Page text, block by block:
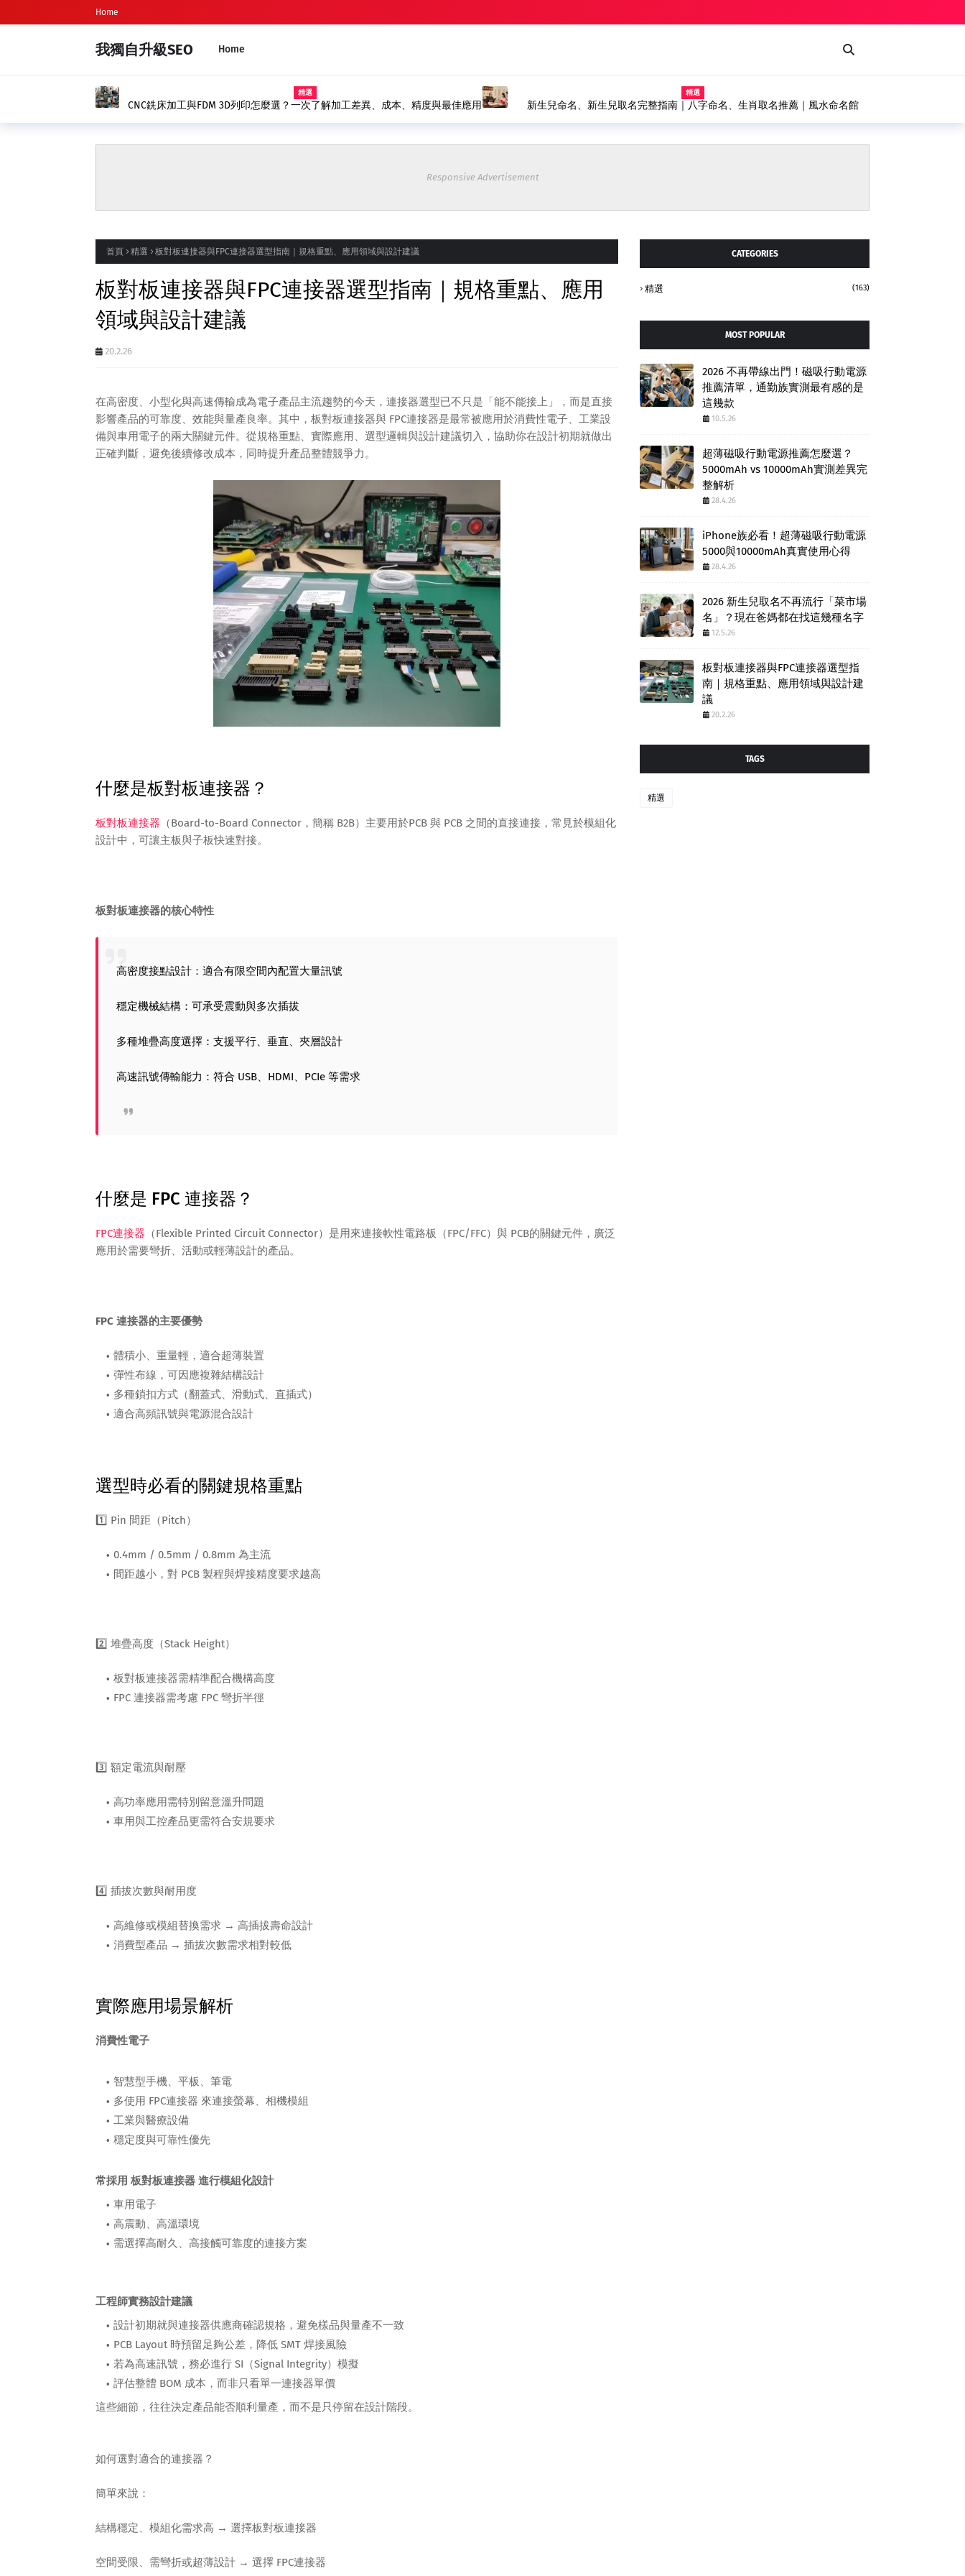
Home
我獨自升級SEO Home
精選
新生兒命名、新生兒取名完整指南｜八字命名、生肖取名推薦｜風水命名館
精選
塗裝設備如何選擇？水幕式噴漆台、輸送機設備完整解析，打造高效率自動化塗
Responsive Advertisement
首頁 精選 板對板連接器與FPC連接器選型指南｜規格重點、應用領域與設計建議
板對板連接器與FPC連接器選型指南｜規格重點、應用
領域與設計建議
20.2.26
在高密度、小型化與高速傳輸成為電子產品主流趨勢的今天，連接器選型已不只是「能不能接上」，而是直接
影響產品的可靠度、效能與量產良率。其中，板對板連接器與 FPC連接器是最常被應用於消費性電子、工業設
備與車用電子的兩大關鍵元件。從規格重點、實際應用、選型邏輯與設計建議切入，協助你在設計初期就做出
正確判斷，避免後續修改成本，同時提升產品整體競爭力。
什麼是板對板連接器？
板對板連接器 （Board-to-Board Connector，簡稱 B2B）主要用於PCB 與 PCB 之間的直接連接，常見於模組化
設計中，可讓主板與子板快速對接。
板對板連接器的核心特性
高密度接點設計：適合有限空間內配置大量訊號
穩定機械結構：可承受震動與多次插拔
多種堆疊高度選擇：支援平行、垂直、夾層設計
高速訊號傳輸能力：符合 USB、HDMI、PCIe 等需求
什麼是 FPC 連接器？
FPC連接器 （Flexible Printed Circuit Connector）是用來連接軟性電路板（FPC/FFC）與 PCB的關鍵元件，廣泛
應用於需要彎折、活動或輕薄設計的產品。
FPC 連接器的主要優勢
體積小、重量輕，適合超薄裝置
彈性布線，可因應複雜結構設計
多種鎖扣方式（翻蓋式、滑動式、直插式）
適合高頻訊號與電源混合設計
選型時必看的關鍵規格重點
1️⃣ Pin 間距（Pitch）
0.4mm / 0.5mm / 0.8mm 為主流
間距越小，對 PCB 製程與焊接精度要求越高
2️⃣ 堆疊高度（Stack Height）
板對板連接器需精準配合機構高度
FPC 連接器需考慮 FPC 彎折半徑
3️⃣ 額定電流與耐壓
高功率應用需特別留意溫升問題
車用與工控產品更需符合安規要求
4️⃣ 插拔次數與耐用度
高維修或模組替換需求 → 高插拔壽命設計
消費型產品 → 插拔次數需求相對較低
實際應用場景解析
消費性電子
智慧型手機、平板、筆電
多使用 FPC連接器 來連接螢幕、相機模組
工業與醫療設備
穩定度與可靠性優先
常採用 板對板連接器 進行模組化設計
車用電子
高震動、高溫環境
需選擇高耐久、高接觸可靠度的連接方案
工程師實務設計建議
設計初期就與連接器供應商確認規格，避免樣品與量產不一致
PCB Layout 時預留足夠公差，降低 SMT 焊接風險
若為高速訊號，務必進行 SI（Signal Integrity）模擬
評估整體 BOM 成本，而非只看單一連接器單價
這些細節，往往決定產品能否順利量產，而不是只停留在設計階段。
如何選對適合的連接器？
簡單來說：
結構穩定、模組化需求高 → 選擇板對板連接器
空間受限、需彎折或超薄設計 → 選擇 FPC連接器
CATEGORIES
精選 (163)
MOST POPULAR
2026 不再帶線出門！磁吸行動電源
推薦清單，通勤族實測最有感的是
這幾款
10.5.26
超薄磁吸行動電源推薦怎麼選？
5000mAh vs 10000mAh實測差異完
整解析
28.4.26
iPhone族必看！超薄磁吸行動電源
5000與10000mAh真實使用心得
28.4.26
2026 新生兒取名不再流行「菜市場
名」？現在爸媽都在找這幾種名字
12.5.26
板對板連接器與FPC連接器選型指
南｜規格重點、應用領域與設計建
議
20.2.26
TAGS
精選